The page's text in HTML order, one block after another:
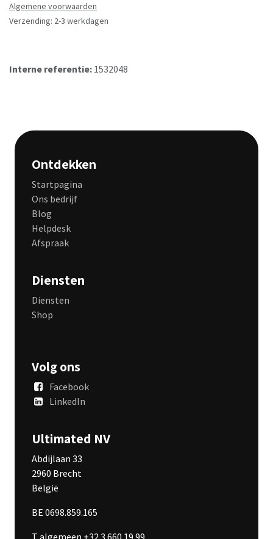
Algemene voorwaarden
Verzending: 2-3 werkdagen
Interne referentie: 1532048
Ontdekken
Startpagina
Ons bedrijf
Blog
Helpdesk
Afspraak
Diensten
Diensten
Shop
Volg ons
Facebook
LinkedIn
Ultimated NV
Abdijlaan 33
2960 Brecht
België
BE 0698.859.165
T algemeen +32 3 660 19 99